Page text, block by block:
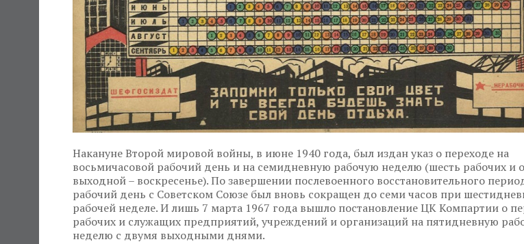
Накануне Второй мировой войны, в июне 1940 года, был издан указ о переходе на
восьмичасовой рабочий день и на семидневную рабочую неделю (шесть рабочих и
выходной – воскресенье). По завершении послевоенного восстановительного
рабочий день с Советском Союзе был вновь сокращен до семи часов при
рабочей неделе. И лишь 7 марта 1967 года вышло постановление ЦК Компартии о
рабочих и служащих предприятий, учреждений и организаций на пятидневную
неделю с двумя выходными днями.